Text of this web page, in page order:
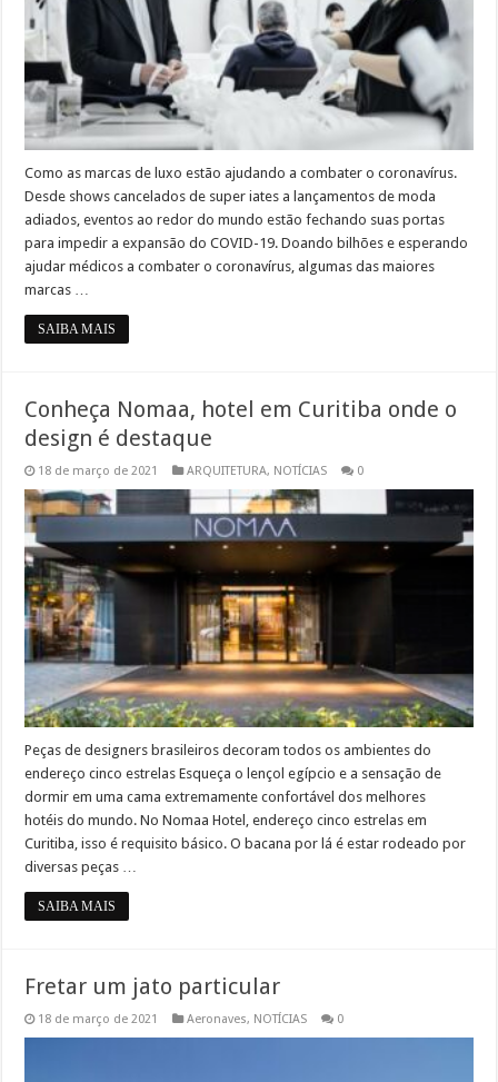
Como as marcas de luxo estão ajudando a combater o coronavírus.
Desde shows cancelados de super iates a lançamentos de moda
adiados, eventos ao redor do mundo estão fechando suas portas
para impedir a expansão do COVID-19. Doando bilhões e esperando
ajudar médicos a combater o coronavírus, algumas das maiores
marcas …
SAIBA MAIS
Conheça Nomaa, hotel em Curitiba onde o
design é destaque
18 de março de 2021 ARQUITETURA, NOTÍCIAS 0
Peças de designers brasileiros decoram todos os ambientes do
endereço cinco estrelas Esqueça o lençol egípcio e a sensação de
dormir em uma cama extremamente confortável dos melhores
hotéis do mundo. No Nomaa Hotel, endereço cinco estrelas em
Curitiba, isso é requisito básico. O bacana por lá é estar rodeado por
diversas peças …
SAIBA MAIS
Fretar um jato particular
18 de março de 2021 Aeronaves, NOTÍCIAS 0